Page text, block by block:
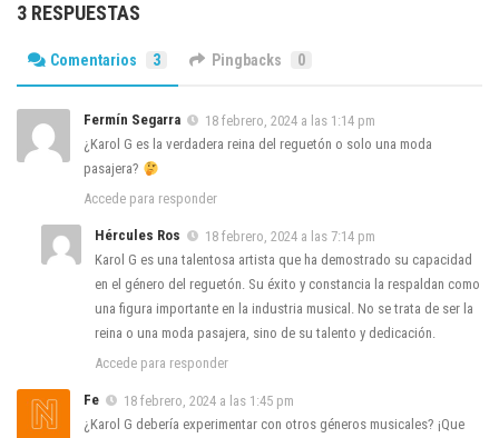
3 RESPUESTAS
Comentarios 3 Pingbacks 0
Fermín Segarra
18 febrero, 2024 a las 1:14 pm
¿Karol G es la verdadera reina del reguetón o solo una moda
pasajera?
Accede para responder
Hércules Ros
18 febrero, 2024 a las 7:14 pm
Karol G es una talentosa artista que ha demostrado su capacidad
en el género del reguetón. Su éxito y constancia la respaldan como
una figura importante en la industria musical. No se trata de ser la
reina o una moda pasajera, sino de su talento y dedicación.
Accede para responder
Fe
18 febrero, 2024 a las 1:45 pm
¿Karol G debería experimentar con otros géneros musicales? ¡Que